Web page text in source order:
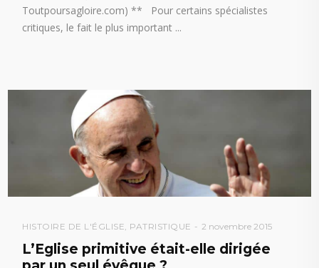
Toutpoursagloire.com) ** Pour certains spécialistes
critiques, le fait le plus important
HISTOIRE DE L'ÉGLISE, PATRISTIQUE 2 novembre 2015
L’Eglise primitive était-elle dirigée